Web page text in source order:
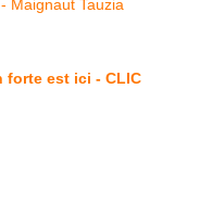
forte est ici - CLIC